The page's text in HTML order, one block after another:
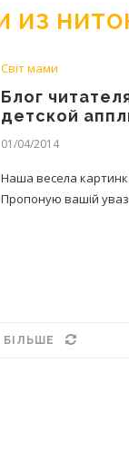
ИЗ
Світ мами
Блог
детской
01/04/2014
Наша весела
Пропоную вашій